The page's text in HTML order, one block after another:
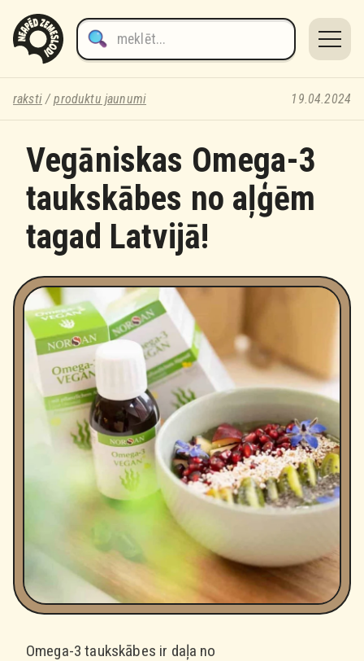
raksti/produktu jaunumi 19.04.2024
Vegāniskas Omega-3
taukskābes no aļģēm
tagad Latvijā!
Omega-3 taukskābes ir daļa no